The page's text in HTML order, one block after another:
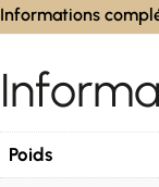
Informations
Poids